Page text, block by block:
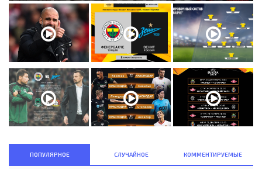
ПОПУЛЯРНОЕ СЛУЧАЙНОЕ КОММЕНТИРУЕМЫЕ